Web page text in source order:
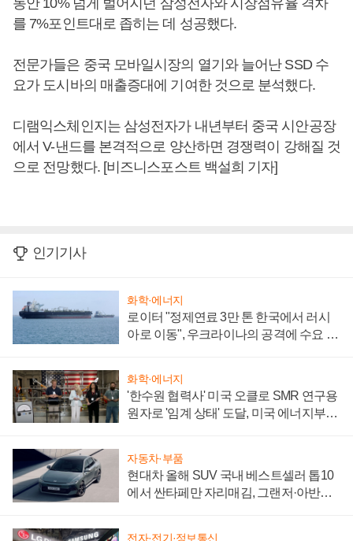
동안 10% 넘게 벌어지던 삼성전자와 시장점유율 격차
를 7%포인트대로 좁히는 데 성공했다.
전문가들은 중국 모바일시장의 열기와 늘어난 SSD 수
요가 도시바의 매출증대에 기여한 것으로 분석했다.
디램익스체인지는 삼성전자가 내년부터 중국 시안공장
에서 V-낸드를 본격적으로 양산하면 경쟁력이 강해질 것
으로 전망했다. [비즈니스포스트 백설희 기자]
인기기사
화학·에너지
로이터 "정제연료 3만 톤 한국에서 러시
아로 이동", 우크라이나의 공격에 수요 늘
화학·에너지
'한수원 협력사' 미국 오클로 SMR 연구용
원자로 '임계 상태' 도달, 미국 에너지부
자동차·부품
현대차 올해 SUV 국내 베스트셀러 톱10
에서 싼타페만 자리매김, 그랜저·아반떼
전자·전기·정보통신